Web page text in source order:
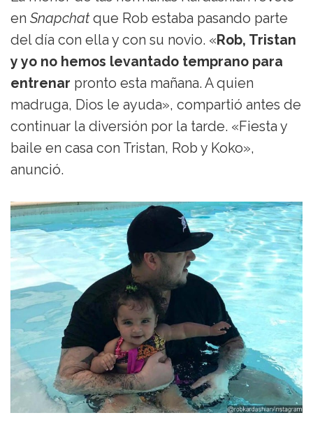
en Snapchatque Rob estaba pasando parte
del día con ella y con su novio. «Rob, Tristan
y yo no hemos levantado temprano para
entrenar pronto esta mañana. A quien
madruga, Dios le ayuda», compartió antes de
continuar la diversión por la tarde. «Fiesta y
baile en casa con Tristan, Rob y Koko»,
anunció.